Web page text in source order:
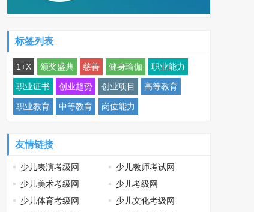
标签列表
1+X 颁奖盛典 慈善 健身瑜伽 职业能力
职业证书 创业趋势 创业项目 高等教育
职业教育 中等教育 岗位能力
友情链接
少儿表演考级网
少儿教师考试网
少儿美术考级网
少儿考级网
少儿体育考级网
少儿文化考级网